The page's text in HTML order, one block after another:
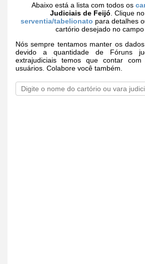
Abaixo está a lista com todos os
Judiciais de Feijó . Clique
serventia/tabelionato para detalhes
cartório desejado no campo
Nós sempre tentamos manter os
devido a quantidade de Fóruns
extrajudiciais temos que contar
usuários. Colabore você também.